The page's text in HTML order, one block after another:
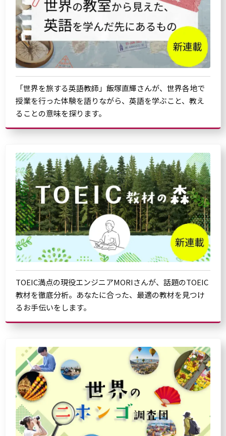
「世界を旅する英語教師」飯塚直輝さんが、世界各地で
授業を行った体験を語りながら、英語を学ぶこと、教え
ることの意味を探ります。
TOEIC満点の現役エンジニアMORIさんが、話題のTOEIC
教材を徹底分析。あなたに合った、最適の教材を見つけ
るお手伝いをします。